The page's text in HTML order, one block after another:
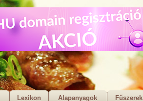
Lexikon Alapanyagok Fűszerek